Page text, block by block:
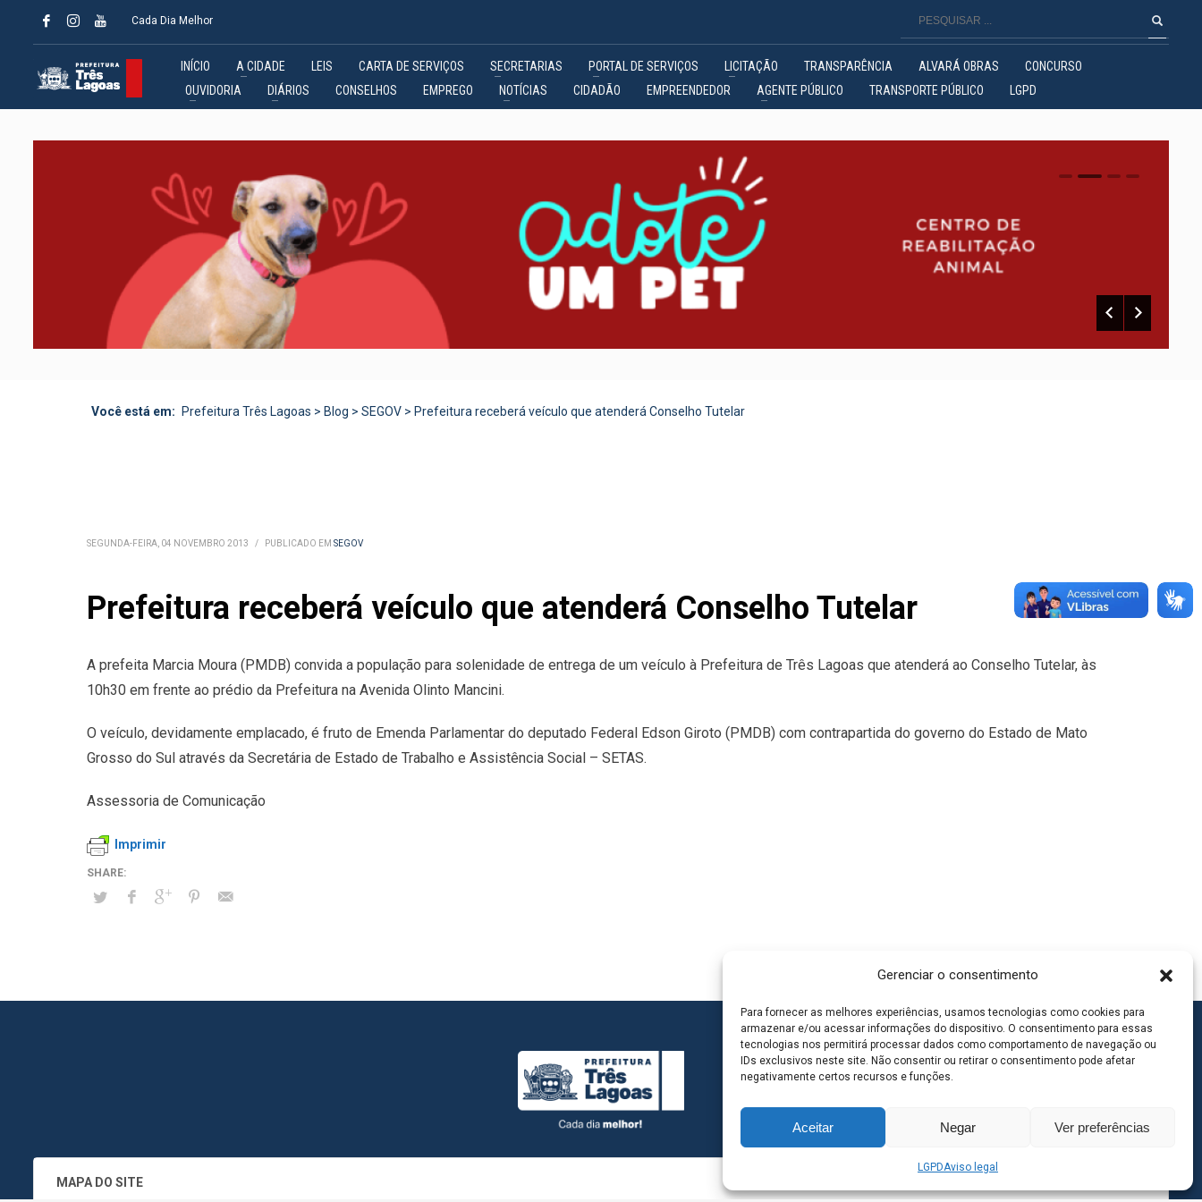
Gerenciar o consentimento
Para fornecer as melhores experiências, usamos tecnologias como cookies para
armazenar e/ou acessar informações do dispositivo. O consentimento para essas
tecnologias nos permitirá processar dados como comportamento de navegação ou
IDs exclusivos neste site. Não consentir ou retirar o consentimento pode afetar
negativamente certos recursos e funções.
Aceitar Negar Ver preferências
LGPDAviso legal
Cada Dia Melhor
INÍCIO A CIDADE LEIS CARTA DE SERVIÇOS SECRETARIAS PORTAL DE SERVIÇOS LICITAÇÃO TRANSPARÊNCIA ALVARÁ OBRAS
CONCURSO
OUVIDORIA
DIÁRIOS CONSELHOS EMPREGO NOTÍCIAS CIDADÃO EMPREENDEDOR AGENTE PÚBLICO TRANSPORTE PÚBLICO LGPD
0 1 2
Você está em: Prefeitura Três Lagoas > Blog > SEGOV > Prefeitura receberá veículo que atenderá Conselho Tutelar
SEGUNDA-FEIRA, 04 NOVEMBRO 2013 / PUBLICADO EM SEGOV
Prefeitura receberá veículo que atenderá Conselho Tutelar
A prefeita Marcia Moura (PMDB) convida a população para solenidade de entrega de um veículo à Prefeitura de Três Lagoas que atenderá ao Conselho Tutelar, às
10h30 em frente ao prédio da Prefeitura na Avenida Olinto Mancini.
O veículo, devidamente emplacado, é fruto de Emenda Parlamentar do deputado Federal Edson Giroto (PMDB) com contrapartida do governo do Estado de Mato
Grosso do Sul através da Secretária de Estado de Trabalho e Assistência Social – SETAS.
Assessoria de Comunicação
Imprimir
MAPA DO SITE